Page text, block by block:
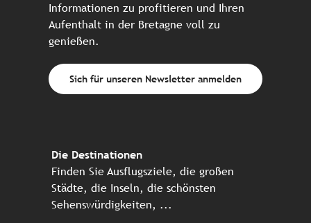
Informationen zu profitieren und Ihren
Aufenthalt in der Bretagne voll zu
genießen.
Sich für unseren Newsletter anmelden
Die Destinationen
Finden Sie Ausflugsziele, die großen
Städte, die Inseln, die schönsten
Sehenswürdigkeiten, ...